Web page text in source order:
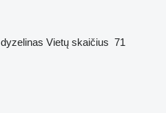
dyzelinas Vietų skaičius 71